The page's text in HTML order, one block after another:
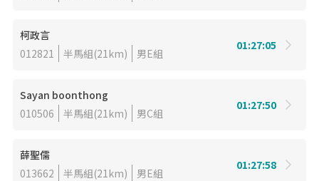
柯政言
012821
半馬組(21km) 男E組
01:27:05
Sayan boonthong
010506
半馬組(21km) 男C組
01:27:50
薛聖儒
013662
半馬組(21km) 男E組
01:27:58